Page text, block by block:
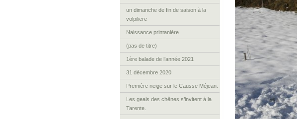
un dimanche de fin de saison à la
volpiliere
Naissance printanière
(pas de titre)
1ère balade de l’année 2021
31 décembre 2020
Première neige sur le Causse Méjean.
Les geais des chênes s’invitent à la
Tarente.